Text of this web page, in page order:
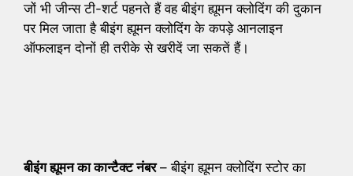
जों भी जीन्स टी-शर्ट पहनते हैं वह बीइंग ह्यूमन क्लोदिंग की दुकान
पर मिल जाता है बीइंग ह्यूमन क्लोदिंग के कपड़े आनलाइन
ऑफलाइन दोनों ही तरीके से खरीदें जा सकतें हैं।
बीइंग ह्यूमन का कान्टैक्ट नंबर– बीइंग ह्यूमन क्लोदिंग स्टोर का